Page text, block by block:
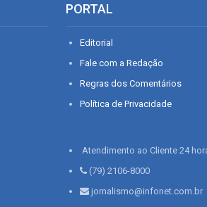
PORTAL
Editorial
Fale com a Redação
Regras dos Comentários
Política de Privacidade
Atendimento ao Cliente 24
(79) 2106-8000
jornalismo@infonet.com.br